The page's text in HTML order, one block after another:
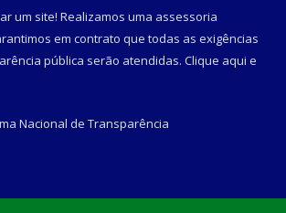
um site! Realizamos uma assessoria
em contrato que todas as exigências
pública serão atendidas. Clique aqui e
Nacional de Transparência